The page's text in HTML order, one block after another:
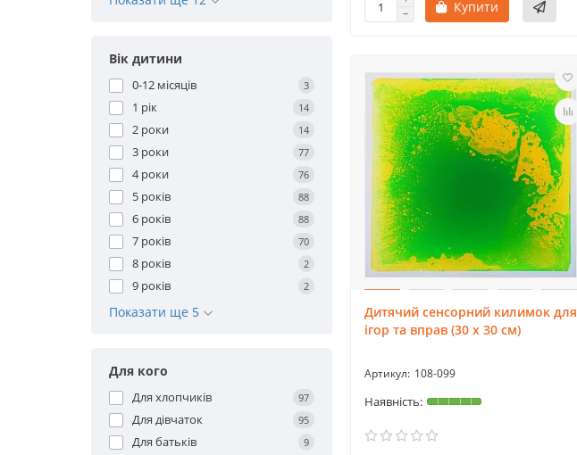
Вік дитини
0-12 місяців 3
1 рік 14
2 роки 14
3 роки 77
4 роки 76
5 років 88
6 років 88
7 років 70
8 років 2
9 років 2
Показати ще 5
Для кого
Для хлопчиків 97
Для дівчаток 95
Для батьків 9
Купити
Дитячий сенсорний килимок для
ігор та вправ (30 х 30 см)
108-099